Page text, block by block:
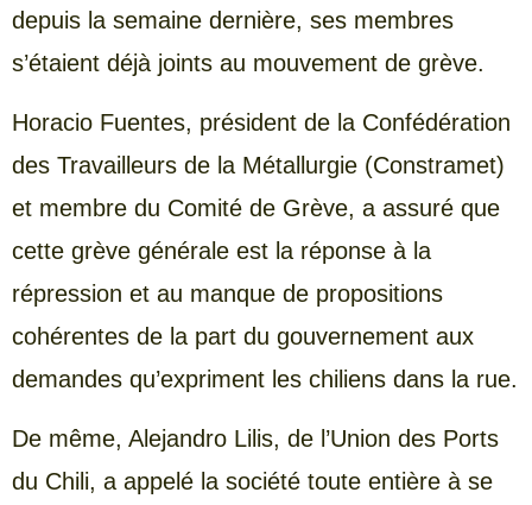
depuis la semaine dernière, ses membres
s’étaient déjà joints au mouvement de grève.
Horacio Fuentes, président de la Confédération
des Travailleurs de la Métallurgie (Constramet)
et membre du Comité de Grève, a assuré que
cette grève générale est la réponse à la
répression et au manque de propositions
cohérentes de la part du gouvernement aux
demandes qu’expriment les chiliens dans la rue.
De même, Alejandro Lilis, de l’Union des Ports
du Chili, a appelé la société toute entière à se